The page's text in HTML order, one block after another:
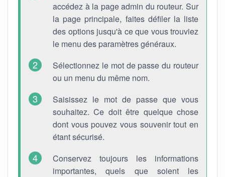
accédez à la page admin du routeur. Sur
la page principale, faites défiler la liste
des options jusqu'à ce que vous trouviez
le menu des paramètres généraux.
Sélectionnez le mot de passe du routeur
ou un menu du même nom.
Saisissez le mot de passe que vous
souhaitez. Ce doit être quelque chose
dont vous pouvez vous souvenir tout en
étant sécurisé.
Conservez toujours les informations
importantes, quels que soient les